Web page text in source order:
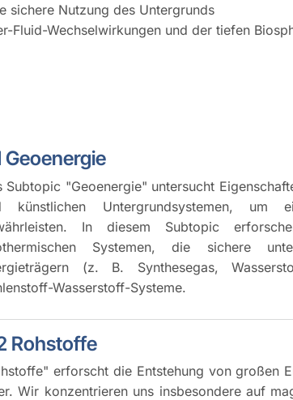
sichere Nutzung des Untergrunds
Fluid-Wechselwirkungen und der tiefen
Geoenergie
Subtopic "Geoenergie" untersucht
künstlichen Untergrundsystemen, um
In diesem Subtopic
Systemen, die sichere
(z. B. Synthesegas,
Wasserstoff-Systeme.
Rohstoffe
erforscht die Entstehung von großen
Wir konzentrieren uns insbesondere auf